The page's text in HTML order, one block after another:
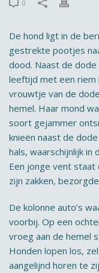
0
De hond ligt in de
gestrekte pootjes
dood. Naast de
leeftijd met een riem
vrouwtje van de
hemel. Haar mond
soort gejammer
knieën naast de
hals, waarschijnlijk in
Een jonge vent staat
zijn zakken,
De kolonne auto’s
voorbij. Op een
vroeg aan de hemel
Honden lopen los,
aangelijnd horen te